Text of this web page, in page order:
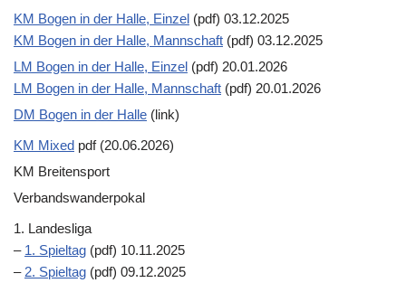
KM Bogen in der Halle, Einzel (pdf) 03.12.2025
KM Bogen in der Halle, Mannschaft (pdf) 03.12.2025
LM Bogen in der Halle, Einzel (pdf) 20.01.2026
LM Bogen in der Halle, Mannschaft (pdf) 20.01.2026
DM Bogen in der Halle (link)
KM Mixed pdf (20.06.2026)
KM Breitensport
Verbandswanderpokal
1. Landesliga
– 1. Spieltag (pdf) 10.11.2025
– 2. Spieltag (pdf) 09.12.2025